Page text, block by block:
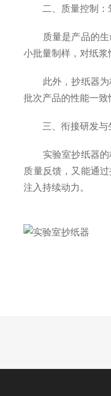
二、质量控制：
质量是产品的生命
小批量制样，对纸
此外，抄纸器为标
批次产品的性能一致
三、衔接研发与生
实验室抄纸器的核
质量反馈，又能通
注入持续动力。